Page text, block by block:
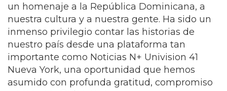
No existen palabras suficientes para
agradecer a Univision Nueva York por la
confianza depositada en nosotros y por
abrirnos esta maravillosa 'Ventana a
Quisqueya', desde donde hemos podido
mostrar al mundo la grandeza de nuestra